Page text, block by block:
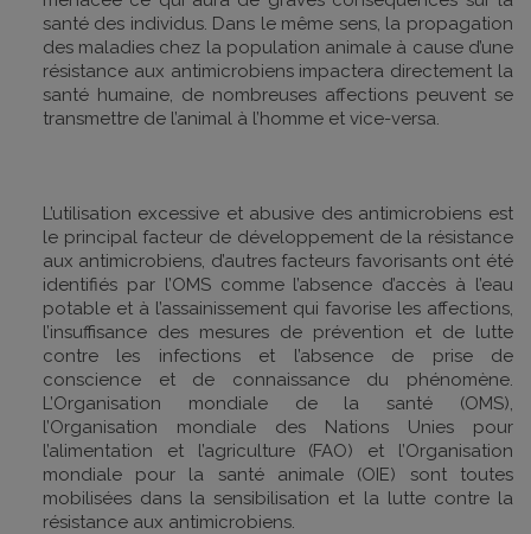
santé des individus. Dans le même sens, la propagation
des maladies chez la population animale à cause d’une
résistance aux antimicrobiens impactera directement la
santé humaine, de nombreuses affections peuvent se
transmettre de l’animal à l’homme et vice-versa.
L’utilisation excessive et abusive des antimicrobiens est
le principal facteur de développement de la résistance
aux antimicrobiens, d’autres facteurs favorisants ont été
identifiés par l’OMS comme l’absence d’accès à l’eau
potable et à l’assainissement qui favorise les affections,
l’insuffisance des mesures de prévention et de lutte
contre les infections et l’absence de prise de
conscience et de connaissance du phénomène.
L’Organisation mondiale de la santé (OMS),
l’Organisation mondiale des Nations Unies pour
l’alimentation et l’agriculture (FAO) et l’Organisation
mondiale pour la santé animale (OIE) sont toutes
mobilisées dans la sensibilisation et la lutte contre la
résistance aux antimicrobiens.